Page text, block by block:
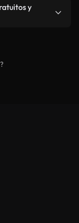
final no
y